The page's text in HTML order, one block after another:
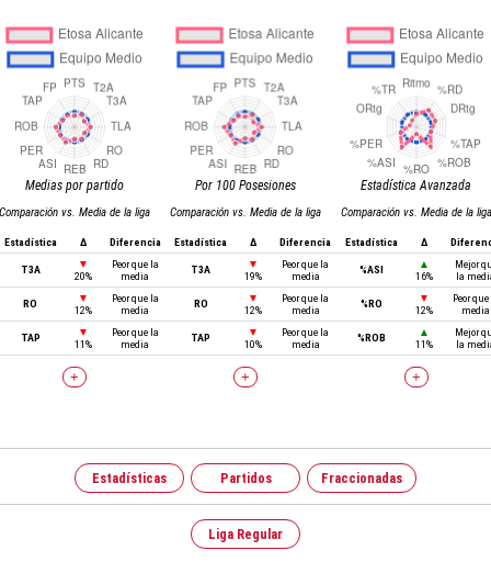
Medias por partido
Comparación vs. Media de la liga
Estadística Δ Diferencia
T3A
▼
20%
Peor que la
media
RO
▼
12%
Peor que la
media
TAP
▼
11%
Peor que la
media
+
Por 100 Posesiones
Comparación vs. Media de la liga
Estadística Δ Diferencia
T3A
▼
19%
Peor que la
media
RO
▼
12%
Peor que la
media
TAP
▼
10%
Peor que la
media
+
Estadística Avanzada
Comparación vs. Media de la liga
Estadística Δ
%ASI
▲
16%
Mejor
la
%RO
▼
12%
Peor
media
%ROB
▲
11%
Mejor
la
+
Estadísticas Partidos Fraccionadas
Liga Regular